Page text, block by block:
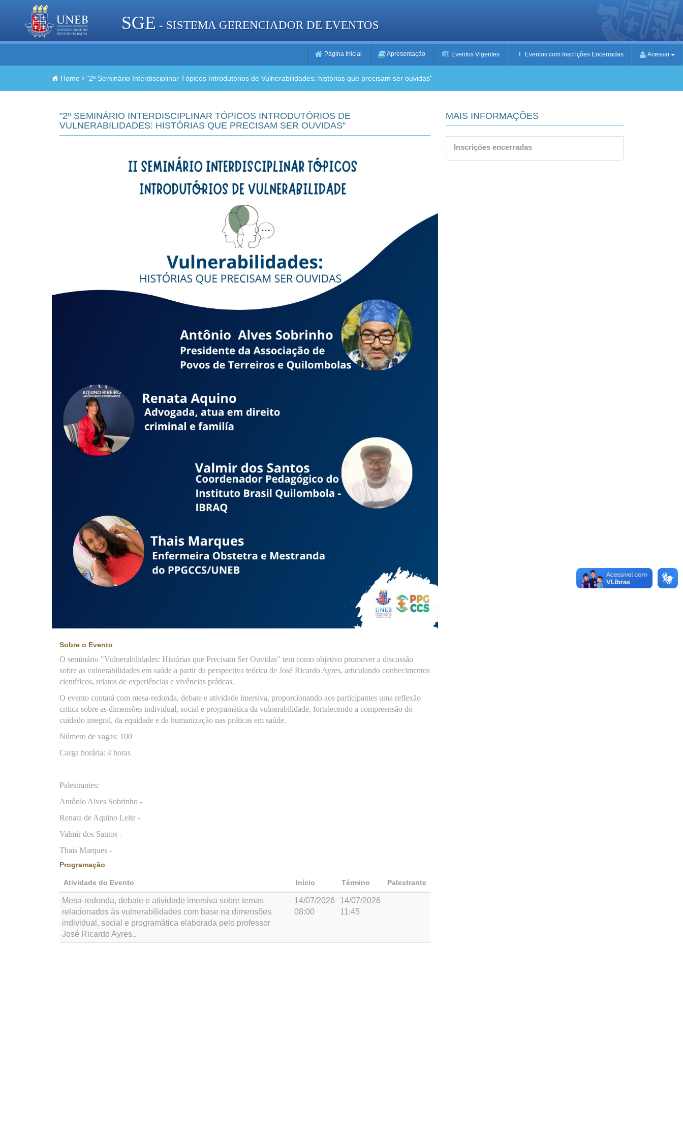
SGE - SISTEMA GERENCIADOR DE EVENTOS
Página Inicial Apresentação Eventos Vigentes Eventos com Inscrições Encerradas Acessar
Home "2º Seminário Interdisciplinar Tópicos Introdutórios de Vulnerabilidades: histórias que precisam ser ouvidas"
"2º SEMINÁRIO INTERDISCIPLINAR TÓPICOS INTRODUTÓRIOS DE
VULNERABILIDADES: HISTÓRIAS QUE PRECISAM SER OUVIDAS"
Sobre o Evento
O seminário "Vulnerabilidades: Histórias que Precisam Ser Ouvidas" tem como objetivo promover a discussão
sobre as vulnerabilidades em saúde a partir da perspectiva teórica de José Ricardo Ayres, articulando conhecimentos
científicos, relatos de experiências e vivências práticas.
O evento contará com mesa-redonda, debate e atividade imersiva, proporcionando aos participantes uma reflexão
crítica sobre as dimensões individual, social e programática da vulnerabilidade, fortalecendo a compreensão do
cuidado integral, da equidade e da humanização nas práticas em saúde.
Número de vagas: 100
Carga horária: 4 horas
Palestrantes:
Antônio Alves Sobrinho -
Renata de Aquino Leite -
Valmir dos Santos -
Thais Marques -
Programação
Atividade do Evento Início Término Palestrante
Mesa-redonda, debate e atividade imersiva sobre temas
relacionados às vulnerabilidades com base na dimensões
individual, social e programática elaborada pelo professor
José Ricardo Ayres..
14/07/2026
08:00
14/07/2026
11:45
MAIS INFORMAÇÕES
Inscrições encerradas